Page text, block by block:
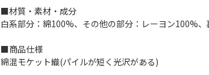
■材質・素材・成分
白系部分：綿100%、その他の部分：レーヨン100%
■商品仕様
綿混モケット織(パイルが短く光沢がある)